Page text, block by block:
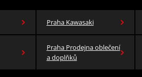
Praha Kawasaki
Praha Prodejna oblečení
a doplňků